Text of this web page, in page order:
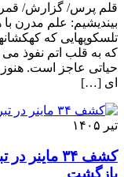
قلم پرس/ گزارش/ قمر
بیندیشیم: علم مدرن
تلسکوپهایی که
که به قلب اتم نفوذ می‌
حیاتی عاجز است. هنوز
‌ای […]
تیر ۱۴۰۵
بازگشت